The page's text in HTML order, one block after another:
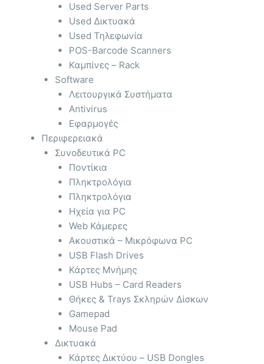
Used Server Parts
Used Δικτυακά
Used Τηλεφωνία
POS-Barcode Scanners
Καμπίνες – Rack
Software
Λειτουργικά Συστήματα
Antivirus
Εφαρμογές
Περιφερειακά
Συνοδευτικά PC
Ποντίκια
Πληκτρολόγια
Πληκτρολόγια
Ηχεία για PC
Web Κάμερες
Ακουστικά – Μικρόφωνα PC
USB Flash Drives
Κάρτες Μνήμης
USB Hubs – Card Readers
Θήκες & Trays Σκληρών Δίσκων
Gamepad
Mouse Pad
Δικτυακά
Κάρτες Δικτύου – USB Dongles